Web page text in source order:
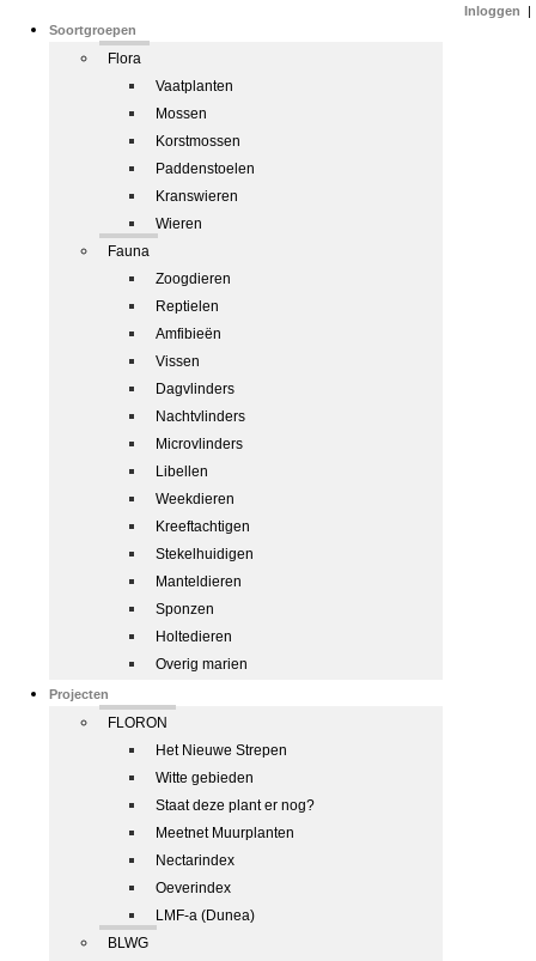
Soortgroepen
Flora
Vaatplanten
Mossen
Korstmossen
Paddenstoelen
Kranswieren
Wieren
Fauna
Zoogdieren
Reptielen
Amfibieën
Vissen
Dagvlinders
Nachtvlinders
Microvlinders
Libellen
Weekdieren
Kreeftachtigen
Stekelhuidigen
Manteldieren
Sponzen
Holtedieren
Overig marien
Projecten
FLORON
Het Nieuwe Strepen
Witte gebieden
Staat deze plant er nog?
Meetnet Muurplanten
Nectarindex
Oeverindex
LMF-a (Dunea)
BLWG
Inloggen |